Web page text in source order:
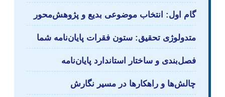
گام اول: انتخاب موضوعی بدیع و پژوهش‌محور
متدولوژی تحقیق: ستون فقرات پایان‌نامه شما
فصل‌بندی و ساختار استاندارد پایان‌نامه
چالش‌ها و راهکارها در مسیر نگارش